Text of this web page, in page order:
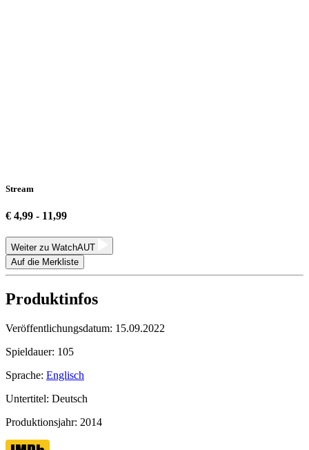
Stream
€ 4,99 - 11,99
Weiter zu WatchAUT
Auf die Merkliste
Produktinfos
Veröffentlichungsdatum: 15.09.2022
Spieldauer: 105
Sprache: Englisch
Untertitel: Deutsch
Produktionsjahr: 2014